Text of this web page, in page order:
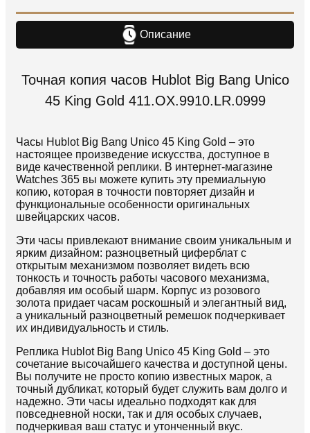
Описание
Точная копия часов Hublot Big Bang Unico
45 King Gold 411.OX.9910.LR.0999
Часы Hublot Big Bang Unico 45 King Gold – это
настоящее произведение искусства, доступное в
виде качественной реплики. В интернет-магазине
Watches 365 вы можете купить эту премиальную
копию, которая в точности повторяет дизайн и
функциональные особенности оригинальных
швейцарских часов.
Эти часы привлекают внимание своим уникальным и
ярким дизайном: разноцветный циферблат с
открытым механизмом позволяет видеть всю
тонкость и точность работы часового механизма,
добавляя им особый шарм. Корпус из розового
золота придает часам роскошный и элегантный вид,
а уникальный разноцветный ремешок подчеркивает
их индивидуальность и стиль.
Реплика Hublot Big Bang Unico 45 King Gold – это
сочетание высочайшего качества и доступной цены.
Вы получите не просто копию известных марок, а
точный дубликат, который будет служить вам долго и
надежно. Эти часы идеально подходят как для
повседневной носки, так и для особых случаев,
подчеркивая ваш статус и утонченный вкус.